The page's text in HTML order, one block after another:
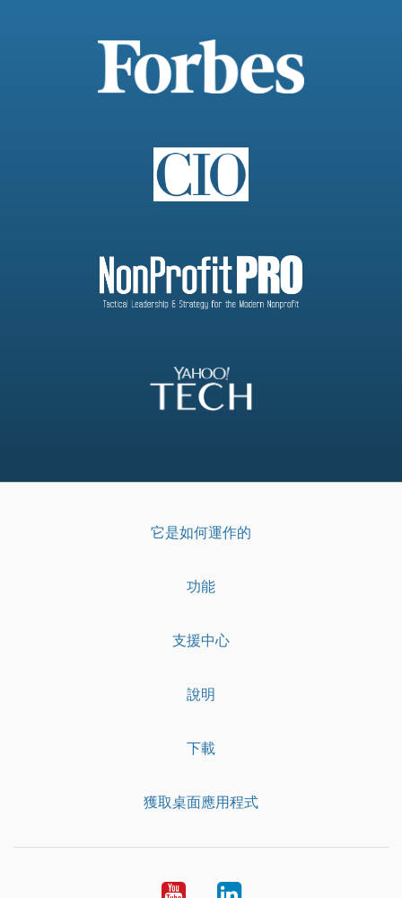
它是如何運作的
功能
支援中心
說明
下載
獲取桌面應用程式
YouTubeLinkedIn